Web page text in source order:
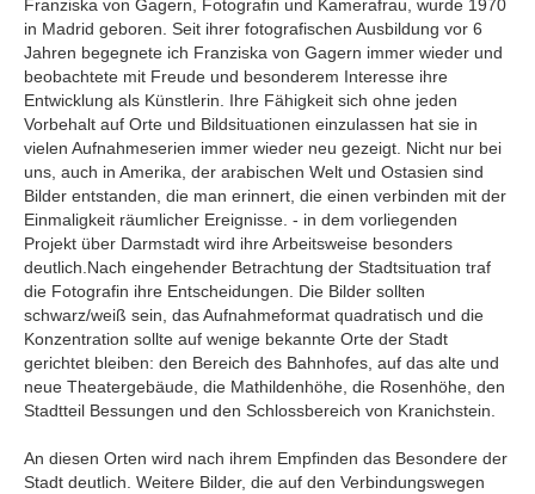
Franziska von Gagern, Fotografin und Kamerafrau, wurde 1970
in Madrid geboren. Seit ihrer fotografischen Ausbildung vor 6
Jahren begegnete ich Franziska von Gagern immer wieder und
beobachtete mit Freude und besonderem Interesse ihre
Entwicklung als Künstlerin. Ihre Fähigkeit sich ohne jeden
Vorbehalt auf Orte und Bildsituationen einzulassen hat sie in
vielen Aufnahmeserien immer wieder neu gezeigt. Nicht nur bei
uns, auch in Amerika, der arabischen Welt und Ostasien sind
Bilder entstanden, die man erinnert, die einen verbinden mit der
Einmaligkeit räumlicher Ereignisse. - in dem vorliegenden
Projekt über Darmstadt wird ihre Arbeitsweise besonders
deutlich.Nach eingehender Betrachtung der Stadtsituation traf
die Fotografin ihre Entscheidungen. Die Bilder sollten
schwarz/weiß sein, das Aufnahmeformat quadratisch und die
Konzentration sollte auf wenige bekannte Orte der Stadt
gerichtet bleiben: den Bereich des Bahnhofes, auf das alte und
neue Theatergebäude, die Mathildenhöhe, die Rosenhöhe, den
Stadtteil Bessungen und den Schlossbereich von Kranichstein.
An diesen Orten wird nach ihrem Empfinden das Besondere der
Stadt deutlich. Weitere Bilder, die auf den Verbindungswegen